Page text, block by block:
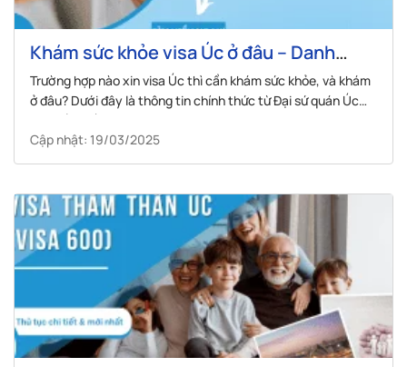
Khám sức khỏe visa Úc ở đâu – Danh
sách 5 phòng khám được chỉ định
Trường hợp nào xin visa Úc thì cần khám sức khỏe, và khám
ở đâu? Dưới đây là thông tin chính thức từ Đại sứ quán Úc
bạn cần biết.
Cập nhật: 19/03/2025